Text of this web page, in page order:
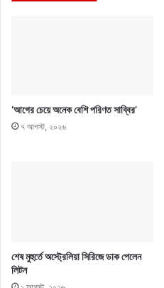
‘আগের চেয়ে অনেক বেশি পরিণত সাব্বির’
৭ আগস্ট, ২০২৬
শেষ মুহুর্তে অস্ট্রেলিয়া সিরিজে ডাক পেলেন
লিটন